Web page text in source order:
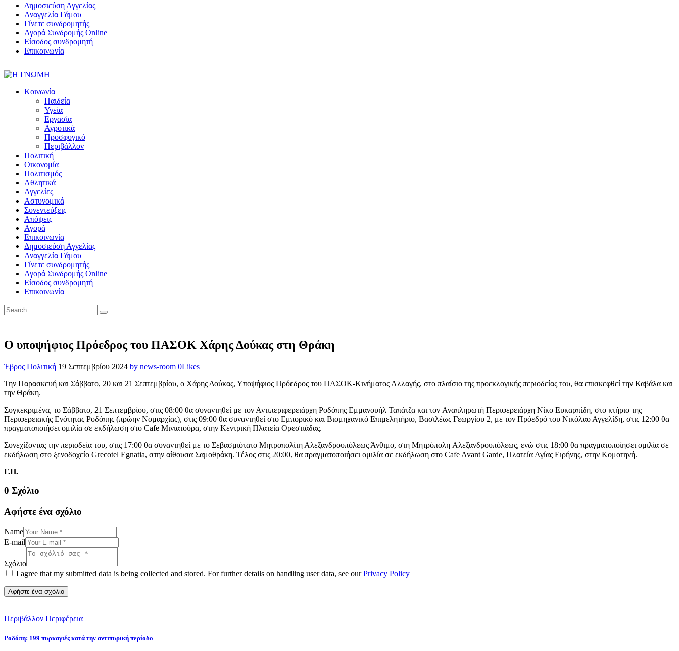
Δημοσιεύση Αγγελίας
Αναγγελία Γάμου
Γίνετε συνδρομητής
Αγορά Συνδρομής Online
Είσοδος συνδρομητή
Επικοινωνία
Κοινωνία
Παιδεία
Υγεία
Εργασία
Αγροτικά
Προσφυγικό
Περιβάλλον
Πολιτική
Οικονομία
Πολιτισμός
Αθλητικά
Αγγελίες
Αστυνομικά
Συνεντεύξεις
Απόψεις
Αγορά
Επικοινωνία
Δημοσιεύση Αγγελίας
Αναγγελία Γάμου
Γίνετε συνδρομητής
Αγορά Συνδρομής Online
Είσοδος συνδρομητή
Επικοινωνία
Ο υποψήφιος Πρόεδρος του ΠΑΣΟΚ Χάρης Δούκας στη Θράκη
Έβρος Πολιτική 19 Σεπτεμβρίου 2024 by news-room 0Likes
Την Παρασκευή και Σάββατο, 20 και 21 Σεπτεμβρίου, ο Χάρης Δούκας, Υποψήφιος Πρόεδρος του ΠΑΣΟΚ-Κινήματος Αλλαγής, στο πλαίσιο της προεκλογικής περιοδείας του, θα επισκεφθεί την Καβάλα και
την Θράκη.
Συγκεκριμένα, το Σάββατο, 21 Σεπτεμβρίου, στις 08:00 θα συναντηθεί με τον Αντιπεριφερειάρχη Ροδόπης Εμμανουήλ Ταπάτζα και τον Αναπληρωτή Περιφερειάρχη Νίκο Ευκαρπίδη, στο κτήριο της
Περιφερειακής Ενότητας Ροδόπης (πρώην Νομαρχίας), στις 09:00 θα συναντηθεί στο Εμπορικό και Βιομηχανικό Επιμελητήριο, Βασιλέως Γεωργίου 2, με τον Πρόεδρό του Νικόλαο Αγγελίδη, στις 12:00 θα
πραγματοποιήσει ομιλία σε εκδήλωση στο Cafe Μινιατούρα, στην Κεντρική Πλατεία Ορεστιάδας.
Συνεχίζοντας την περιοδεία του, στις 17:00 θα συναντηθεί με το Σεβασμιότατο Μητροπολίτη Αλεξανδρουπόλεως Άνθιμο, στη Μητρόπολη Αλεξανδρουπόλεως, ενώ στις 18:00 θα πραγματοποίησει ομιλία σε
εκδήλωση στο ξενοδοχείο Grecotel Egnatia, στην αίθουσα Σαμοθράκη. Τέλος στις 20:00, θα πραγματοποιήσει ομιλία σε εκδήλωση στο Cafe Avant Garde, Πλατεία Αγίας Ειρήνης, στην Κομοτηνή.
Γ.Π.
0 Σχόλιο
Αφήστε ένα σχόλιο
Name
E-mail
Σχόλιο
I agree that my submitted data is being collected and stored. For further details on handling user data, see ourPrivacy Policy
Περιβάλλον Περιφέρεια
Ροδόπη: 199 πυρκαγιές κατά την αντιπυρική περίοδο